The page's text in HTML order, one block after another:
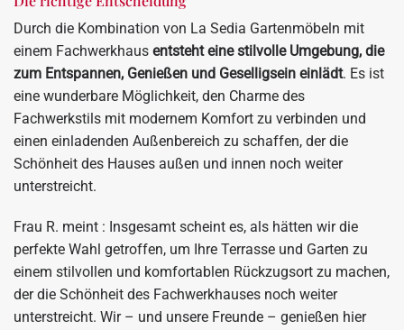
Durch die Kombination von La Sedia Gartenmöbeln mit
einem Fachwerkhaus entsteht eine stilvolle Umgebung, die
zum Entspannen, Genießen und Geselligsein einlädt. Es ist
eine wunderbare Möglichkeit, den Charme des
Fachwerkstils mit modernem Komfort zu verbinden und
einen einladenden Außenbereich zu schaffen, der die
Schönheit des Hauses außen und innen noch weiter
unterstreicht.
Frau R. meint : Insgesamt scheint es, als hätten wir die
perfekte Wahl getroffen, um Ihre Terrasse und Garten zu
einem stilvollen und komfortablen Rückzugsort zu machen,
der die Schönheit des Fachwerkhauses noch weiter
unterstreicht. Wir – und unsere Freunde – genießen hier